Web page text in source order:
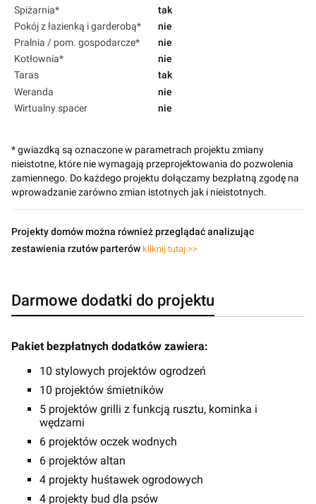
Spiżarnia*
tak
Pokój z łazienką i garderobą*
nie
Pralnia / pom. gospodarcze*
nie
Kotłownia*
nie
Taras
tak
Weranda
nie
Wirtualny spacer
nie
* gwiazdką są oznaczone w parametrach projektu zmiany
nieistotne, które nie wymagają przeprojektowania do pozwolenia
zamiennego. Do każdego projektu dołączamy bezpłatną zgodę na
wprowadzanie zarówno zmian istotnych jak i nieistotnych.
Projekty domów można również przeglądać analizując
zestawienia rzutów parterów kliknij tutaj >>
Darmowe dodatki do projektu
Pakiet bezpłatnych dodatków zawiera:
10 stylowych projektów ogrodzeń
10 projektów śmietników
5 projektów grilli z funkcją rusztu, kominka i
wędzarni
6 projektów oczek wodnych
6 projektów altan
4 projekty huśtawek ogrodowych
4 projekty bud dla psów